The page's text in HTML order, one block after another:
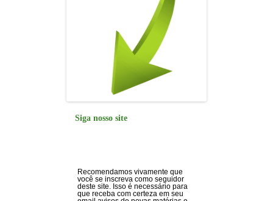
Siga nosso site
Recomendamos vivamente que
você se inscreva como seguidor
deste site. Isso é necessário para
que receba com certeza em seu